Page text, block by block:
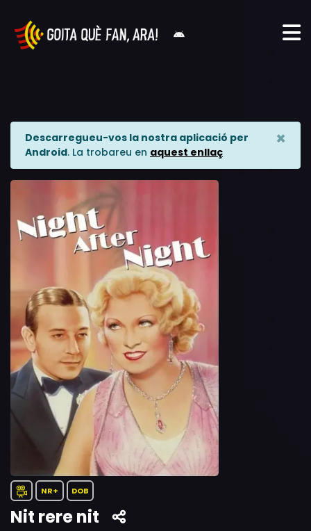
Descarregueu-vos la nostra aplicació per
Android. La trobareu en aquest enllaç
×
NR+ DOB
Nit rere nit